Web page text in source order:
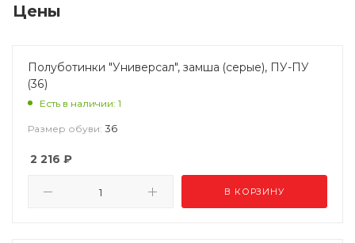
Цены
Полуботинки "Универсал", замша (серые), ПУ-ПУ
(36)
Есть в наличии: 1
Размер обуви: 36
2 216 ₽
В КОРЗИНУ